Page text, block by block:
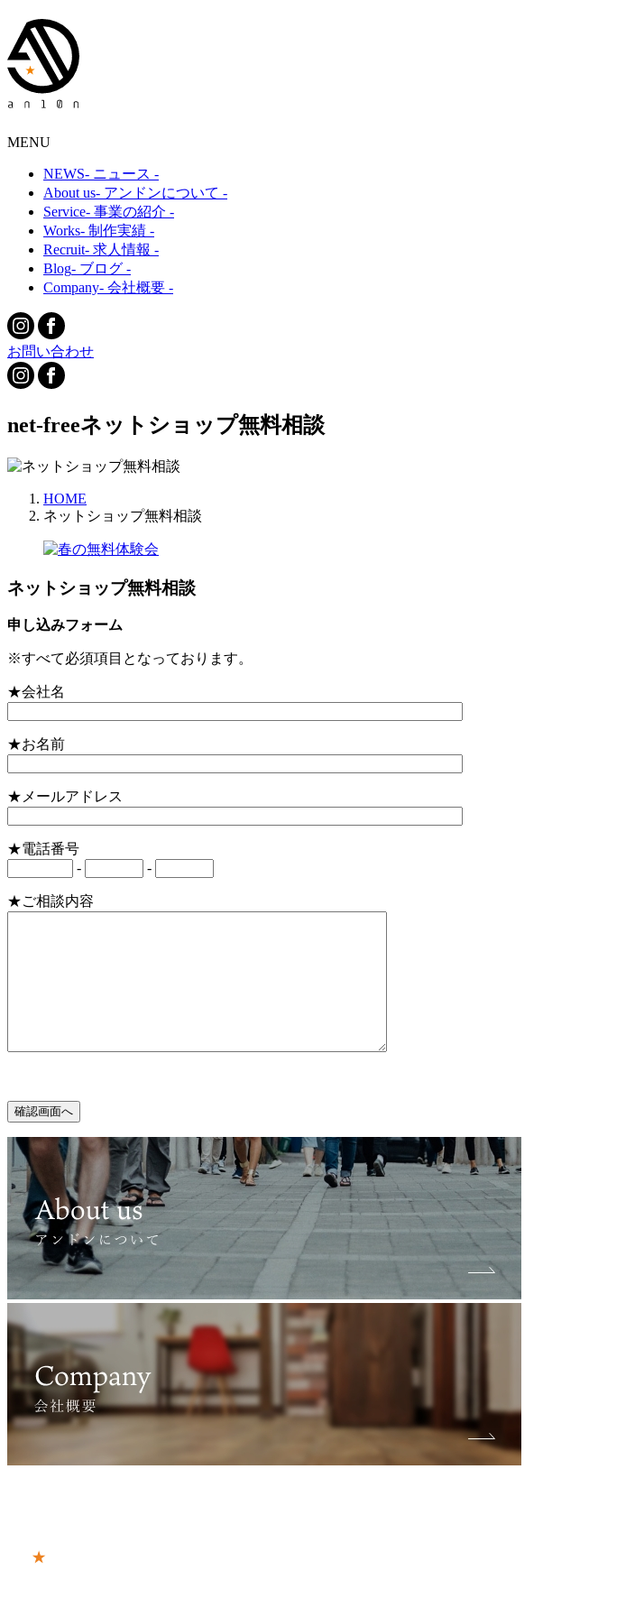
MENU
NEWS- ニュース -
About us- アンドンについて -
Service- 事業の紹介 -
Works- 制作実績 -
Recruit- 求人情報 -
Blog- ブログ -
Company- 会社概要 -
お問い合わせ
net-freeネットショップ無料相談
HOME
ネットショップ無料相談
ネットショップ無料相談
申し込みフォーム
※すべて必須項目となっております。
★会社名
★お名前
★メールアドレス
★電話番号
-
-
★ご相談内容